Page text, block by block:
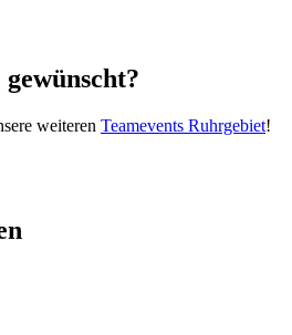
weiteren Teamevents Ruhrgebiet!